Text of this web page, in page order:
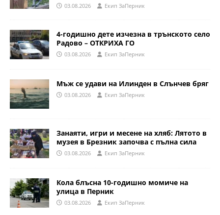
03.08.2026 Eкип ЗаПерник
4-годишно дете изчезна в трънското село
Радово – ОТКРИХА ГО
03.08.2026 Eкип ЗаПерник
Мъж се удави на Илинден в Слънчев бряг
03.08.2026 Eкип ЗаПерник
Занаяти, игри и месене на хляб: Лятото в
музея в Брезник започва с пълна сила
03.08.2026 Eкип ЗаПерник
Кола блъсна 10-годишно момиче на
улица в Перник
03.08.2026 Eкип ЗаПерник